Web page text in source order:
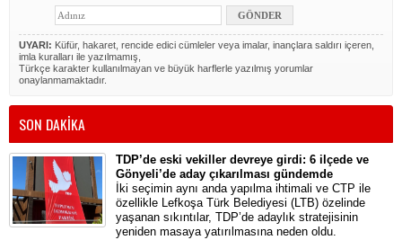
UYARI: Küfür, hakaret, rencide edici cümleler veya imalar, inançlara saldırı içeren,
imla kuralları ile yazılmamış,
Türkçe karakter kullanılmayan ve büyük harflerle yazılmış yorumlar
onaylanmamaktadır.
SON DAKİKA
TDP’de eski vekiller devreye girdi: 6 ilçede ve
Gönyeli’de aday çıkarılması gündemde
İki seçimin aynı anda yapılma ihtimali ve CTP ile
özellikle Lefkoşa Türk Belediyesi (LTB) özelinde
yaşanan sıkıntılar, TDP’de adaylık stratejisinin
yeniden masaya yatırılmasına neden oldu.